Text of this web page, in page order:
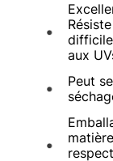
aux
Peut